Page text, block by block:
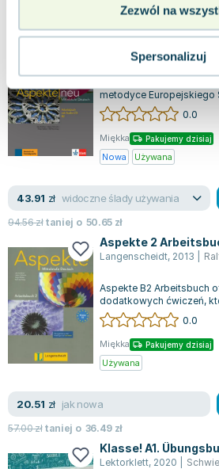
Zezwól na
Spersonalizuj
Aspekte Neu.
niemiecki. Zeszyt
Lektorklett,2015| Tanja
metodyce Europejskiego
Kształcenia
0.0
Miękka Pakujemy dzisiaj
Nowa Używana
43.91 zł widoczne ślady używania
94.56złtaniej o 50.65 zł
Aspekte 2
Langenscheidt, 2013
Aspekte B2 Arbeitsbuch
dodatkowych ćwiczeń,
utrwaleniu materiału
podręczn...
0.0
Miękka Pakujemy dzisiaj
Używana
20.51 zł jak nowa
57.00złtaniej o 36.49 zł
Klasse! A1.
Lektorklett, 2020